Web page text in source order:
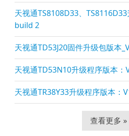
天视通TS8108D33、
build 2
天视通TD53J20固件升级包版本
天视通TD53N10升级程序版本：
天视通TR38Y33升级程序版本：
查看更多 »